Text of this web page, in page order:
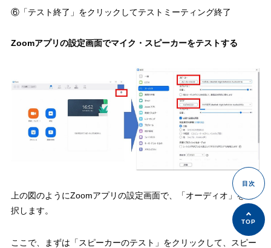
⑥「テスト終了」をクリックしてテストミーティング終了
Zoomアプリの設定画面でマイク・スピーカーをテストする
上の図のようにZoomアプリの設定画面で、「オーディオ」を選
択します。
ここで、まずは「スピーカーのテスト」をクリックして、スピー